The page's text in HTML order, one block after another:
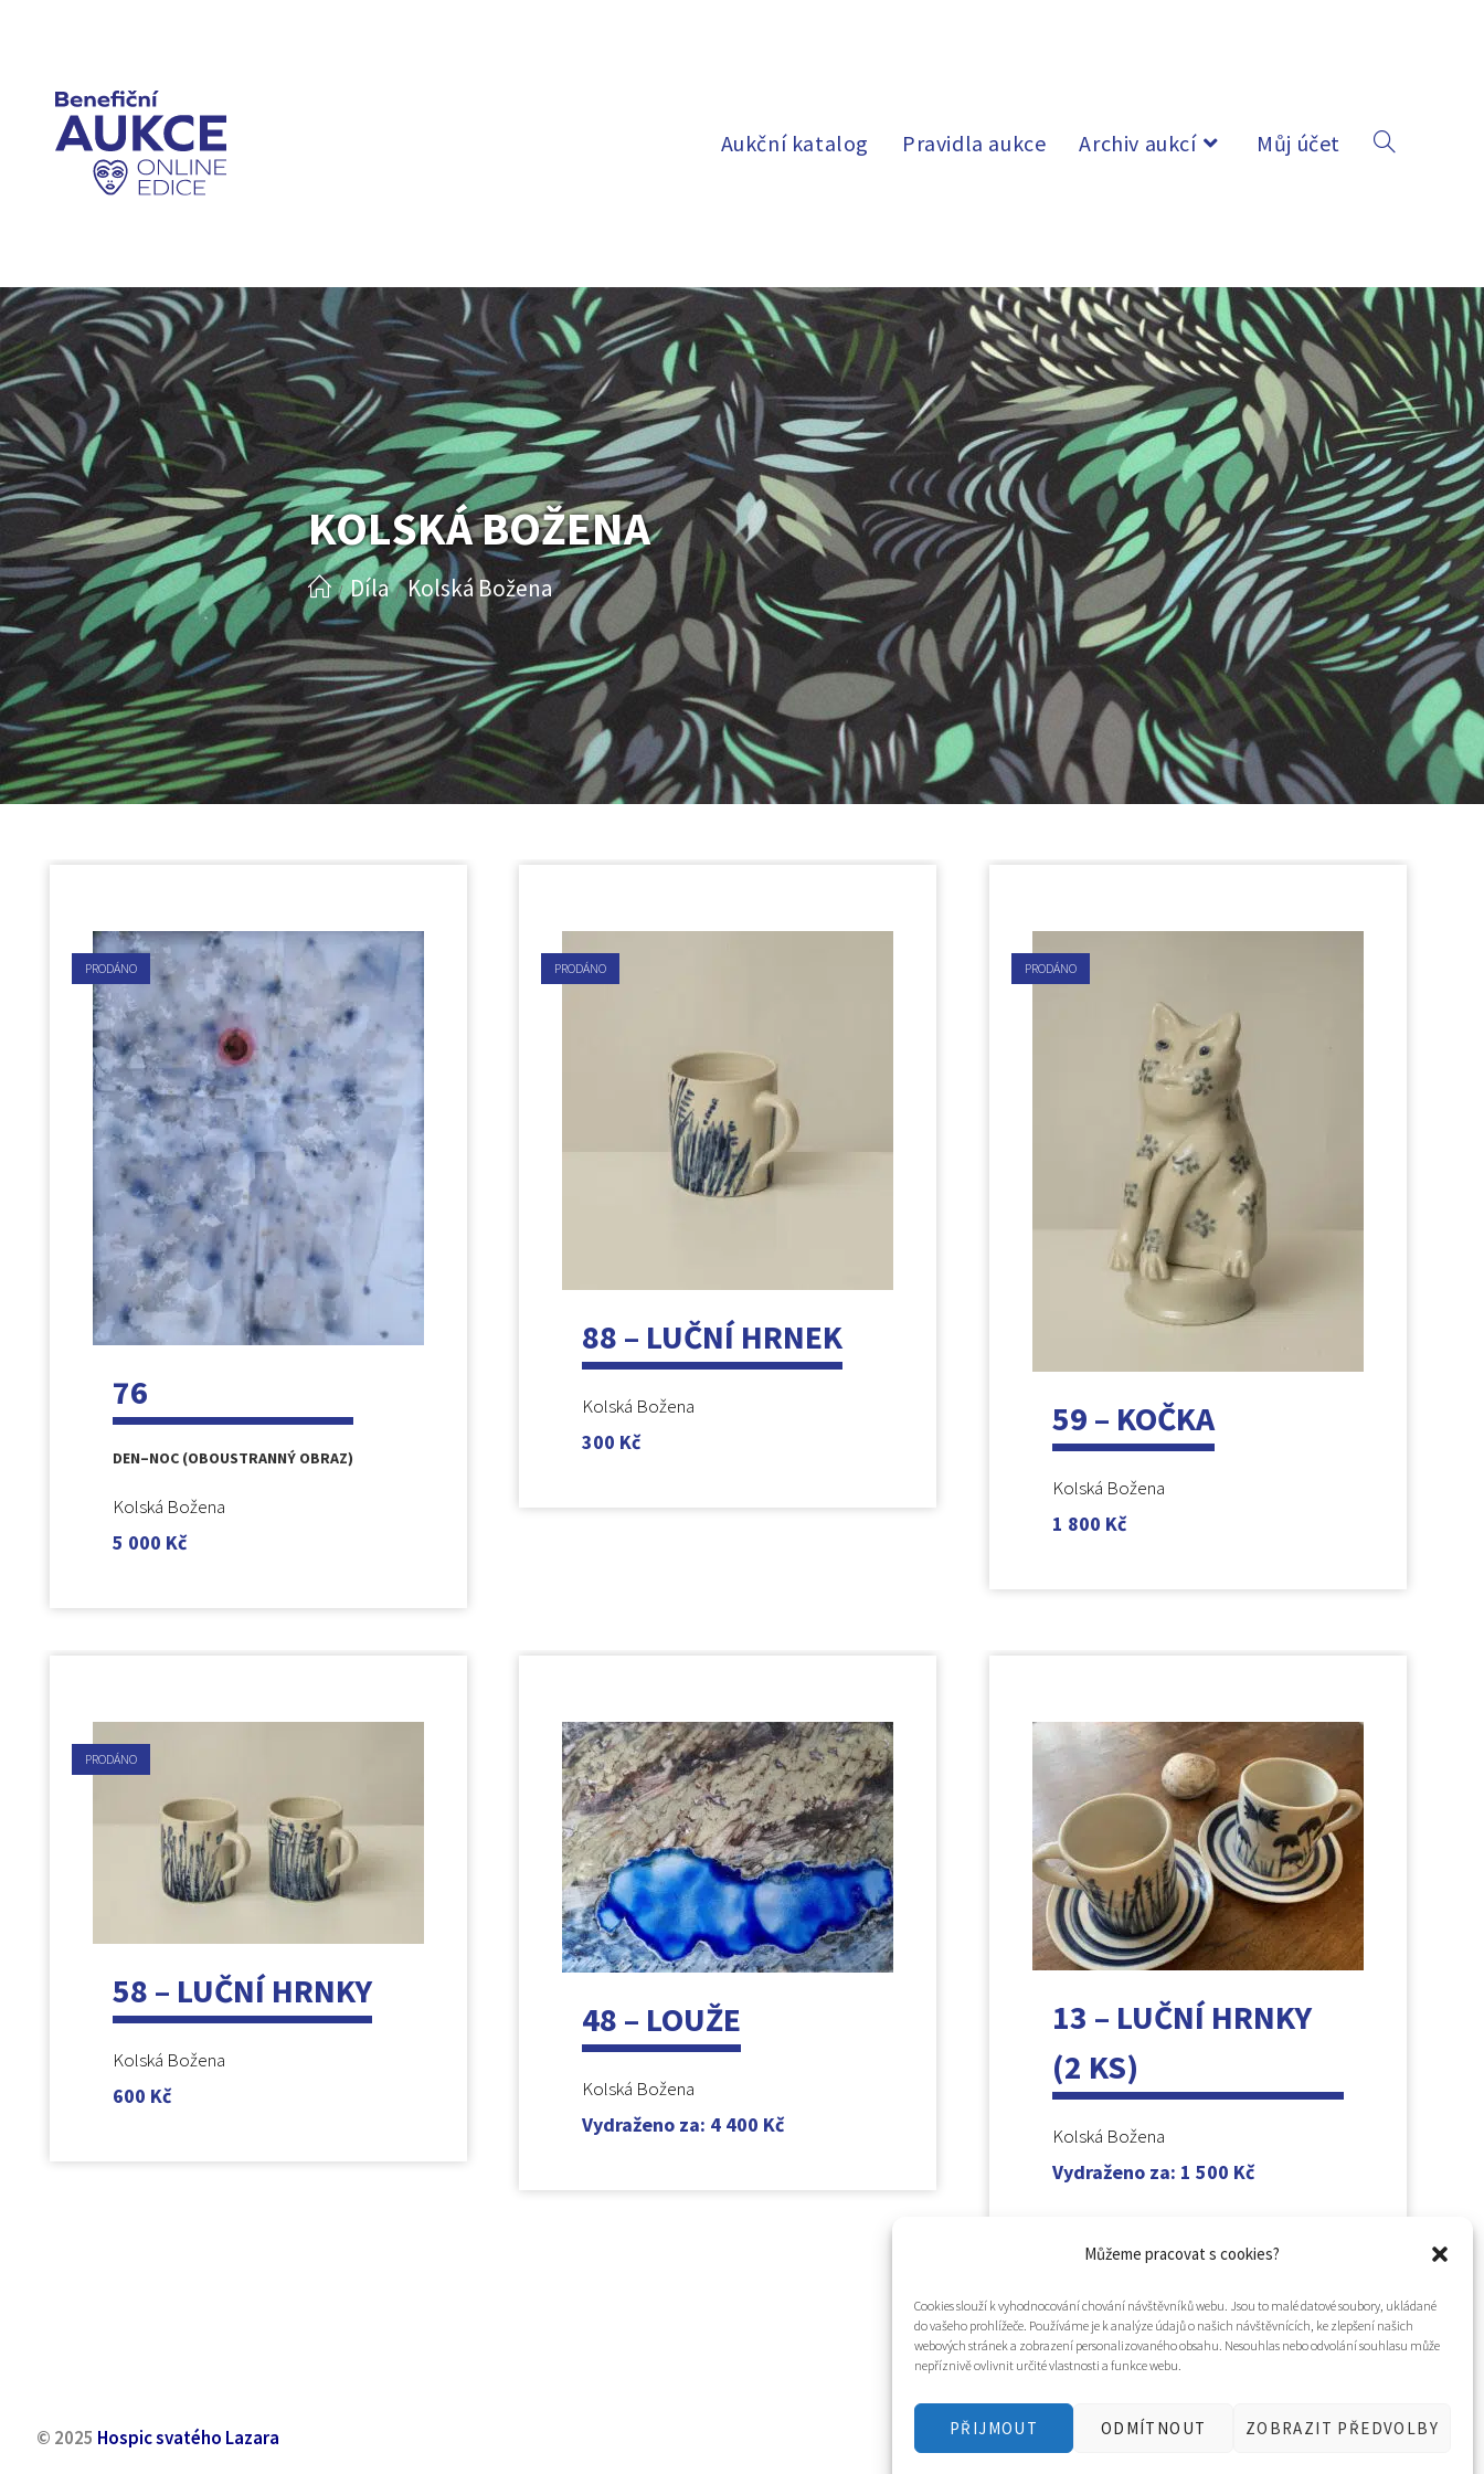
Můžeme pracovat s cookies?
Cookies slouží k vyhodnocování chování návštěvníků webu. Jsou to malé datové soubory, ukládané
do vašeho prohlížeče. Používáme je k analýze údajů o našich návštěvnících, ke zlepšení našich
webových stránek a zobrazení personalizovaného obsahu. Nesouhlas nebo odvolání souhlasu může
nepříznivě ovlivnit určité vlastnosti a funkce webu.
PŘIJMOUT ODMÍTNOUT ZOBRAZIT PŘEDVOLBY
Aukční katalog Pravidla aukce Archiv aukcí Můj účet
KOLSKÁ BOŽENA
/ Díla / Kolská Božena
PRODÁNO
76
DEN–NOC (OBOUSTRANNÝ OBRAZ)
Kolská Božena
5 000 Kč
PRODÁNO
88 – LUČNÍ HRNEK
Kolská Božena
300 Kč
PRODÁNO
59 – KOČKA
Kolská Božena
1 800 Kč
PRODÁNO
58 – LUČNÍ HRNKY
Kolská Božena
600 Kč
48 – LOUŽE
Kolská Božena
Vydraženo za: 4 400 Kč
13 – LUČNÍ HRNKY
(2 KS)
Kolská Božena
Vydraženo za: 1 500 Kč
© 2025 Hospic svatého Lazara Tvorba webu a design WOOP.design / Eva Chmelová